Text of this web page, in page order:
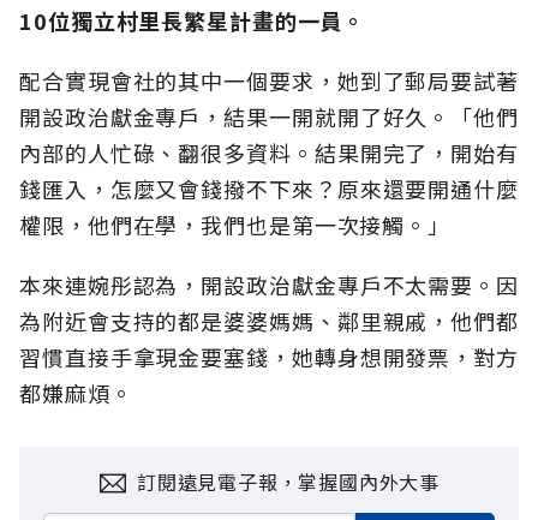
10位獨立村里長繁星計畫的一員。
配合實現會社的其中一個要求，她到了郵局要試著
開設政治獻金專戶，結果一開就開了好久。「他們
內部的人忙碌、翻很多資料。結果開完了，開始有
錢匯入，怎麼又會錢撥不下來？原來還要開通什麼
權限，他們在學，我們也是第一次接觸。」
本來連婉彤認為，開設政治獻金專戶不太需要。因
為附近會支持的都是婆婆媽媽、鄰里親戚，他們都
習慣直接手拿現金要塞錢，她轉身想開發票，對方
都嫌麻煩。
訂閱遠見電子報，掌握國內外大事